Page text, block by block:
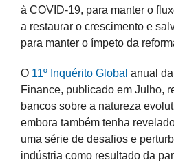
à COVID-19, para manter o
a restaurar o crescimento e
para manter o ímpeto da
O 11º Inquérito Global anual
Finance, publicado em Julho,
bancos sobre a natureza
embora também tenha
uma série de desafios e
indústria como resultado da